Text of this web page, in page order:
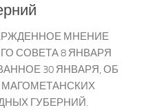
МНЕНИЕ
СОВЕТА 8 ЯНВАРЯ
30 ЯНВАРЯ, ОБ
МАГОМЕТАНСКИХ
ГУБЕРНИЙ.